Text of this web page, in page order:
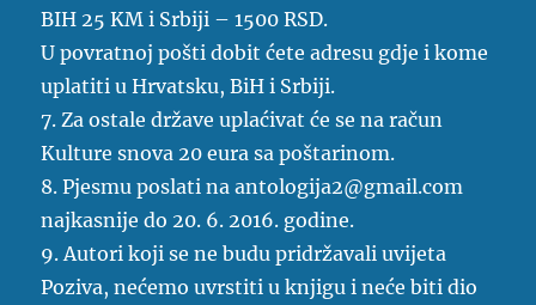
BIH 25 KM i Srbiji – 1500 RSD.
U povratnoj pošti dobit ćete adresu gdje i kome
uplatiti u Hrvatsku, BiH i Srbiji.
7. Za ostale države uplaćivat će se na račun
Kulture snova 20 eura sa poštarinom.
8. Pjesmu poslati naantologija2@gmail.com
najkasnije do 20. 6. 2016. godine.
9. Autori koji se ne budu pridržavali uvijeta
Poziva, nećemo uvrstiti u knjigu i neće biti dio